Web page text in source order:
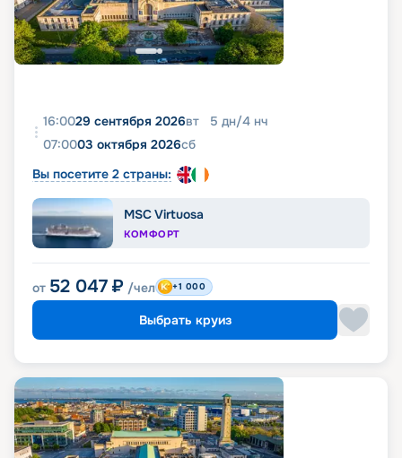
16:0029 сентября 2026вт 5 дн/4 нч
07:0003 октября 2026сб
Вы посетите 2 страны:
MSC Virtuosa
КОМФОРТ
от 52 047 ₽ /чел +1 000
Выбрать круиз